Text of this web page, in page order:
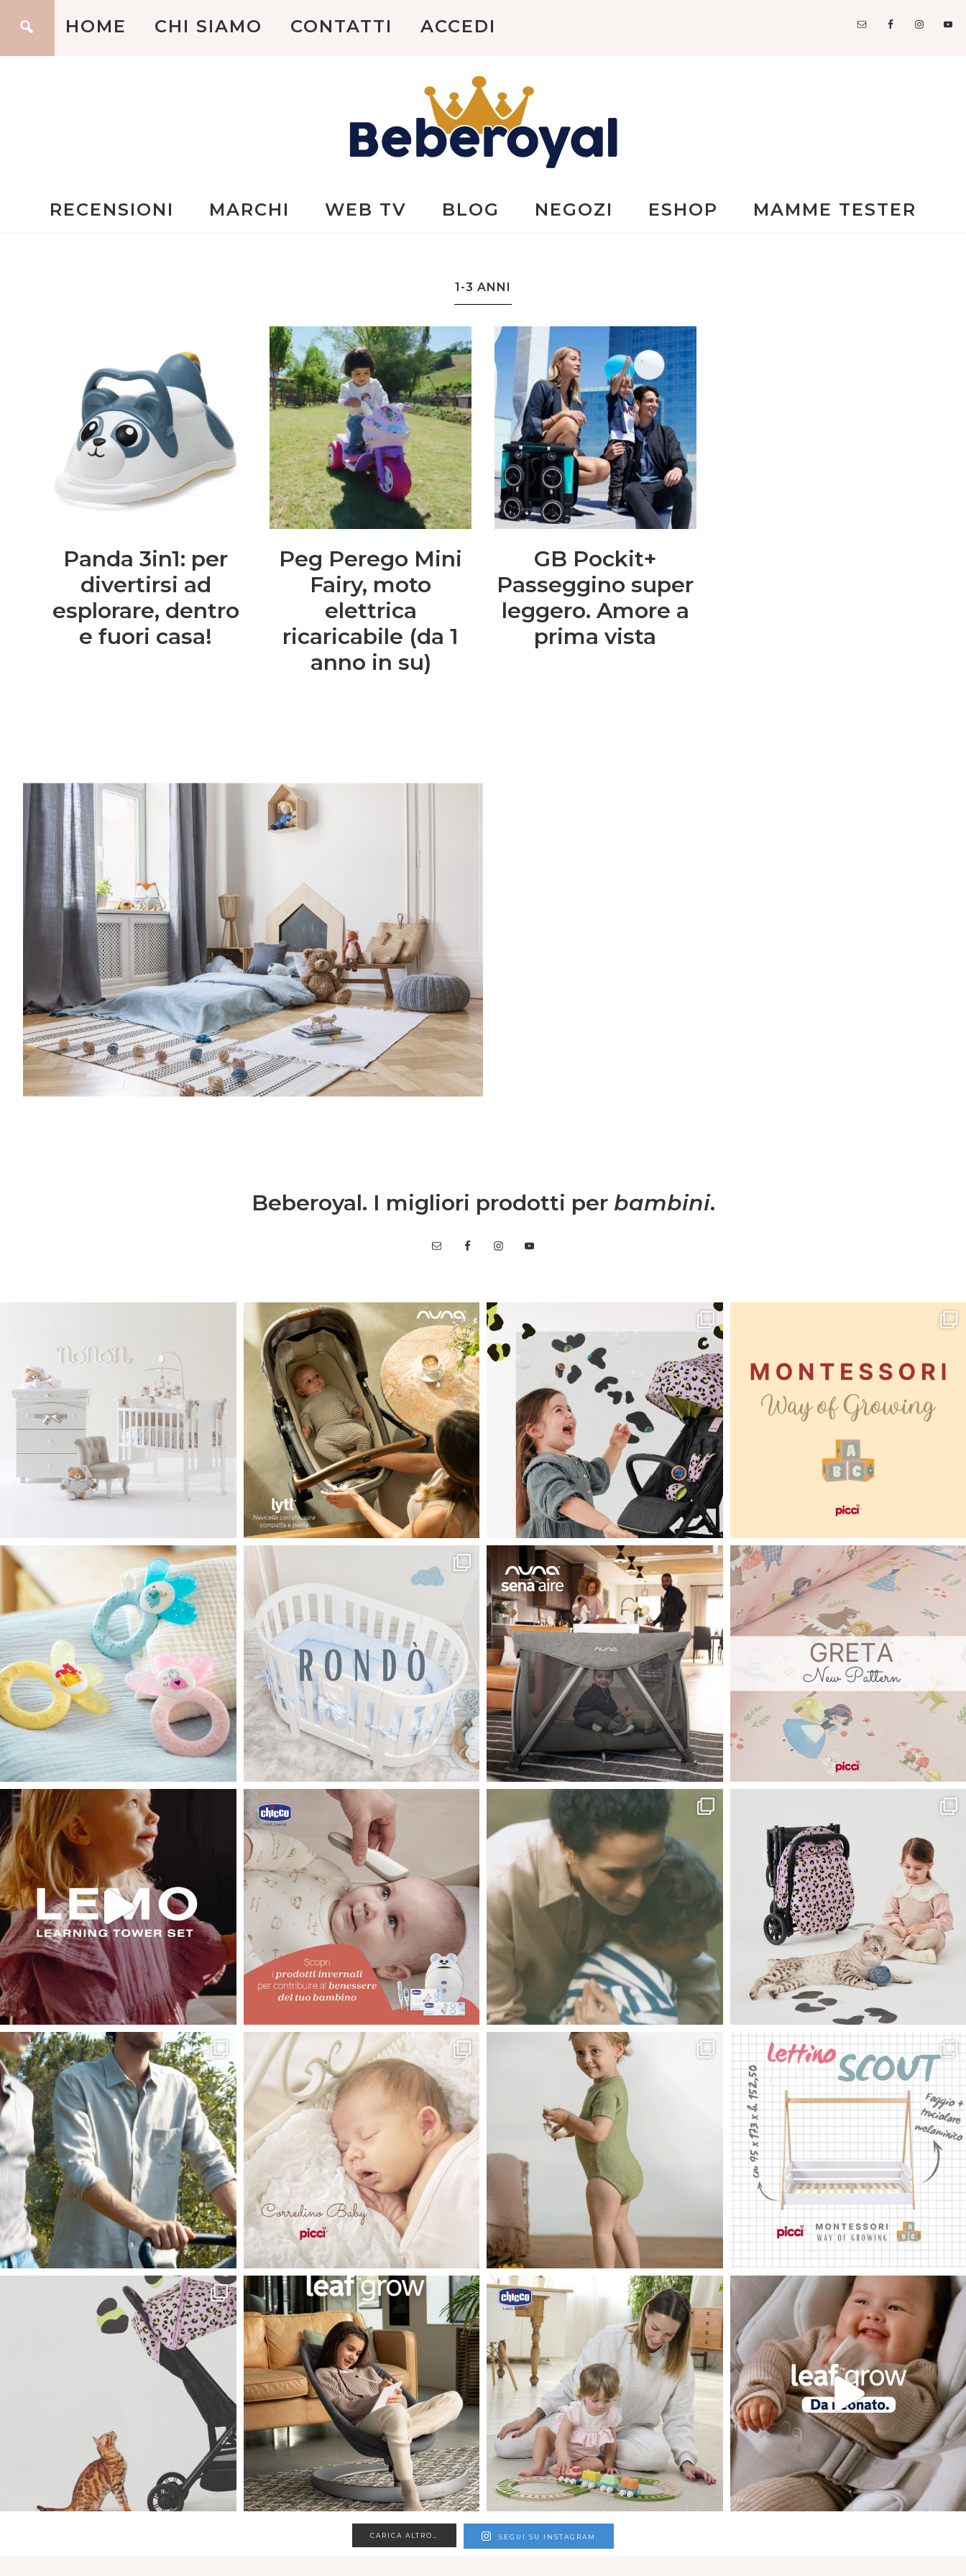
HOME CHI SIAMO CONTATTI ACCEDI
Beberoyal
RECENSIONI MARCHI WEB TV BLOG NEGOZI ESHOP MAMME TESTER
1-3 ANNI
Panda 3in1: per
divertirsi ad
esplorare, dentro
e fuori casa!
Peg Perego Mini
Fairy, moto
elettrica
ricaricabile (da 1
anno in su)
GB Pockit+
Passeggino super
leggero. Amore a
prima vista
Entra anche tu nel mondo delle Royal Families: la nostra
community è grandissima e speciale.Una volta al mese riceverai
consigli per rendere più semplice l’organizzazione della tua
famiglia, grazie a spunti su genitorialità, crescita, cucina,
creatività, vita lavorativa. Entra anche tu nel mondo delle Royal
Families: la nostra community è grandissima e speciale.Una volta
al mese riceverai consigli per rendere più semplice
l’organizzazione della tua famiglia, grazie a spunti su genitorialità,
crescita, cucina, creatività, vita lavorativa.Entra anche tu nel
mondo delle Royal Families: la nostra community è grandissima
e speciale.Una volta al mese riceverai consigli per rendere più
semplice l’organizzazione della tua famiglia, grazie a spunti su
genitorialità, crescita, cucina, creatività, vita lavorativa.
Beberoyal. I migliori prodotti per bambini.
CARICA ALTRO… SEGUI SU INSTAGRAM